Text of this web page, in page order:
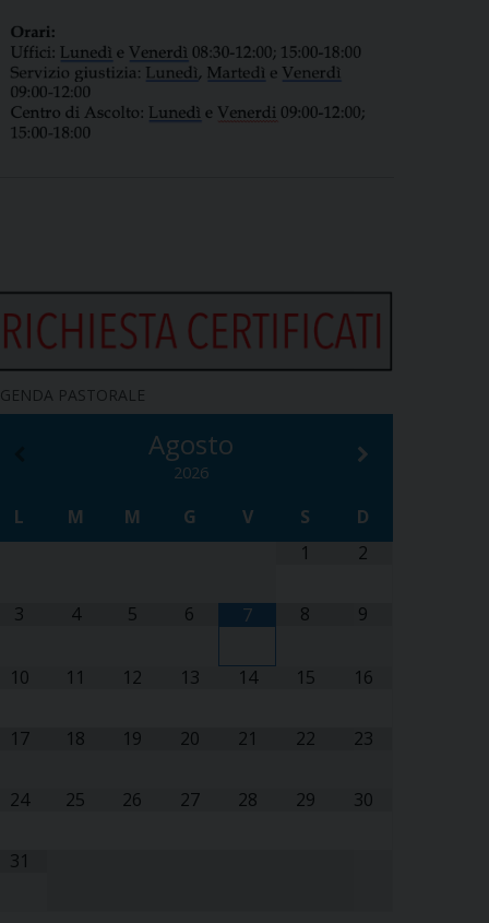
PASTORALE
Agosto
2026
L M M G V S
D
1
2
3 4 5 6 7 8 9
10 11 12 13 14 15 16
17 18 19 20 21 22 23
24 25 26 27 28 29 30
31